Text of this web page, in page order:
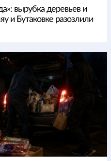
вырубка деревьев и
и Бутаковке разозлили